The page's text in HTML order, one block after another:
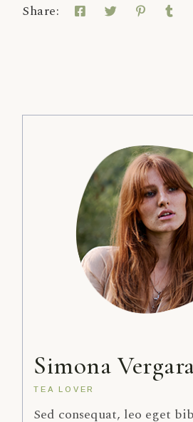
Share:
Simona
TEA LOVER
Sed consequat, leo eget